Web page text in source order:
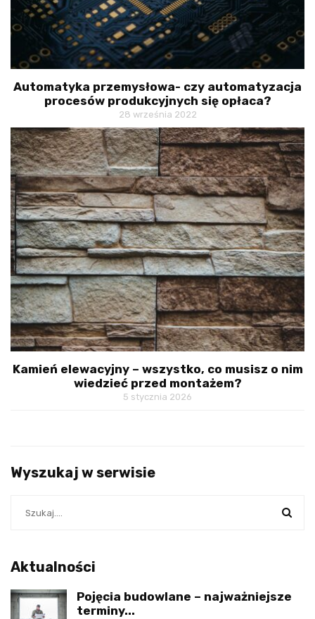
Automatyka przemysłowa- czy automatyzacja
procesów produkcyjnych się opłaca?
28 września 2022
Kamień elewacyjny – wszystko, co musisz o nim
wiedzieć przed montażem?
5 stycznia 2026
Wyszukaj w serwisie
Aktualności
Pojęcia budowlane – najważniejsze
terminy...